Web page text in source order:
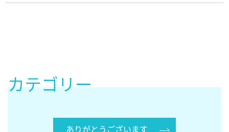
カテゴリー
ありがとうございます